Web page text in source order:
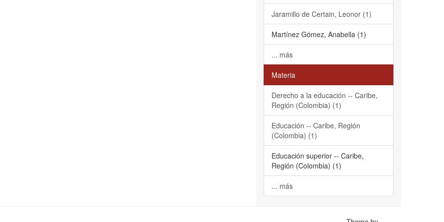
Jaramillo de Certain, Leonor (1)
Martínez Gómez, Anabella (1)
... más
Materia
Derecho a la educación -- Caribe,
Región (Colombia) (1)
Educación -- Caribe, Región
(Colombia) (1)
Educación superior -- Caribe,
Región (Colombia) (1)
... más